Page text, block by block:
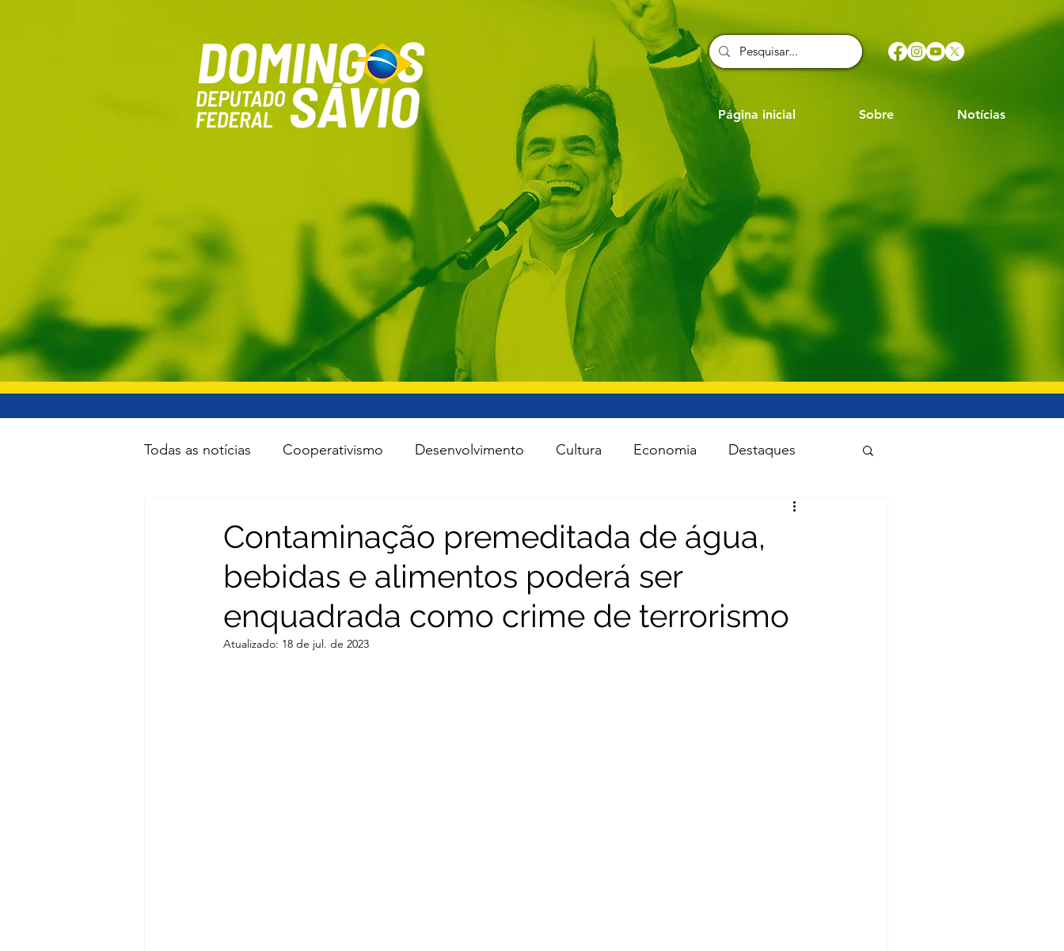
Página inicial Sobre Notícias
Todas as notícias Cooperativismo Desenvolvimento Cultura Economia Destaques
Minas e Energia Reforma Política Saúde Segurança Tecnologia
Cidades Todas as notícias
Contaminação premeditada de água,
bebidas e alimentos poderá ser
enquadrada como crime de terrorismo
Atualizado: 18 de jul. de 2023